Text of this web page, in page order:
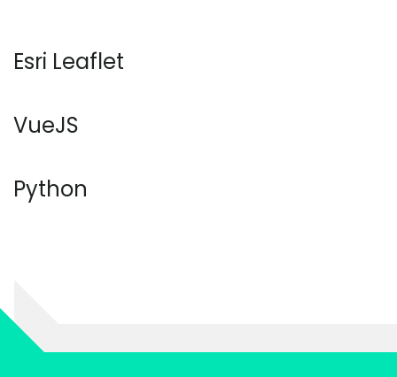
Esri Leaflet
VueJS
Python